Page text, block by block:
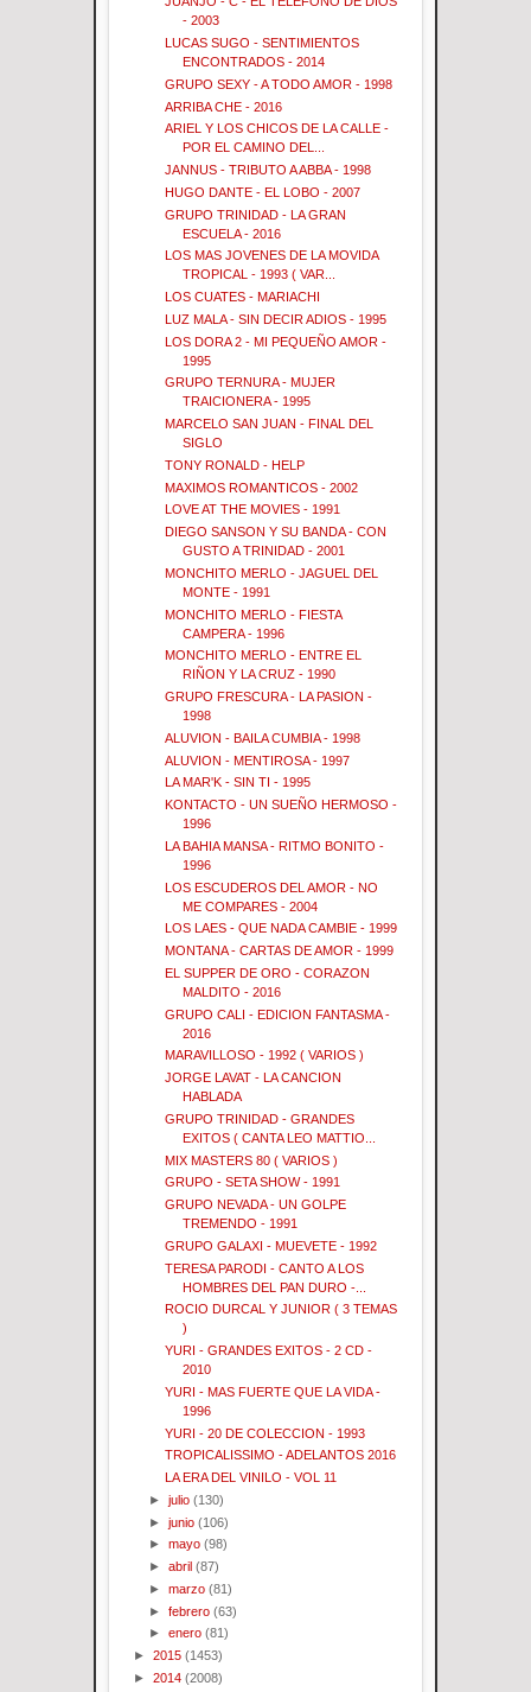
- 2003
LUCAS SUGO - SENTIMIENTOS
ENCONTRADOS - 2014
GRUPO SEXY - A TODO AMOR - 1998
ARRIBA CHE - 2016
ARIEL Y LOS CHICOS DE LA CALLE -
POR EL CAMINO DEL...
JANNUS - TRIBUTO A ABBA - 1998
HUGO DANTE - EL LOBO - 2007
GRUPO TRINIDAD - LA GRAN
ESCUELA - 2016
LOS MAS JOVENES DE LA MOVIDA
TROPICAL - 1993 ( VAR...
LOS CUATES - MARIACHI
LUZ MALA - SIN DECIR ADIOS - 1995
LOS DORA 2 - MI PEQUEÑO AMOR -
1995
GRUPO TERNURA - MUJER
TRAICIONERA - 1995
MARCELO SAN JUAN - FINAL DEL
SIGLO
TONY RONALD - HELP
MAXIMOS ROMANTICOS - 2002
LOVE AT THE MOVIES - 1991
DIEGO SANSON Y SU BANDA - CON
GUSTO A TRINIDAD - 2001
MONCHITO MERLO - JAGUEL DEL
MONTE - 1991
MONCHITO MERLO - FIESTA
CAMPERA - 1996
MONCHITO MERLO - ENTRE EL
RIÑON Y LA CRUZ - 1990
GRUPO FRESCURA - LA PASION -
1998
ALUVION - BAILA CUMBIA - 1998
ALUVION - MENTIROSA - 1997
LA MAR'K - SIN TI - 1995
KONTACTO - UN SUEÑO HERMOSO -
1996
LA BAHIA MANSA - RITMO BONITO -
1996
LOS ESCUDEROS DEL AMOR - NO
ME COMPARES - 2004
LOS LAES - QUE NADA CAMBIE - 1999
MONTANA - CARTAS DE AMOR - 1999
EL SUPPER DE ORO - CORAZON
MALDITO - 2016
GRUPO CALI - EDICION FANTASMA -
2016
MARAVILLOSO - 1992 ( VARIOS )
JORGE LAVAT - LA CANCION
HABLADA
GRUPO TRINIDAD - GRANDES
EXITOS ( CANTA LEO MATTIO...
MIX MASTERS 80 ( VARIOS )
GRUPO - SETA SHOW - 1991
GRUPO NEVADA - UN GOLPE
TREMENDO - 1991
GRUPO GALAXI - MUEVETE - 1992
TERESA PARODI - CANTO A LOS
HOMBRES DEL PAN DURO -...
ROCIO DURCAL Y JUNIOR ( 3 TEMAS
)
YURI - GRANDES EXITOS - 2 CD -
2010
YURI - MAS FUERTE QUE LA VIDA -
1996
YURI - 20 DE COLECCION - 1993
TROPICALISSIMO - ADELANTOS 2016
LA ERA DEL VINILO - VOL 11
►julio (130)
►junio (106)
►mayo (98)
►abril (87)
►marzo (81)
►febrero (63)
►enero (81)
► 2015 (1453)
► 2014 (2008)